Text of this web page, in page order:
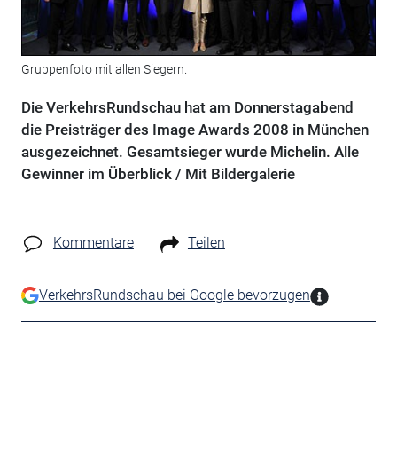
Gruppenfoto mit allen Siegern.
Die VerkehrsRundschau hat am Donnerstagabend
die Preisträger des Image Awards 2008 in München
ausgezeichnet. Gesamtsieger wurde Michelin. Alle
Gewinner im Überblick / Mit Bildergalerie
Kommentare Teilen
VerkehrsRundschau bei Google bevorzugen